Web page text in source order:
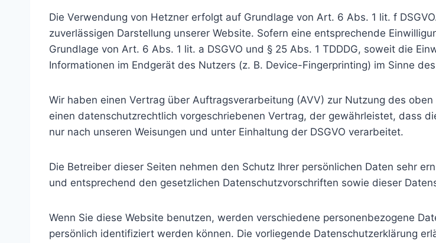
Die Verwendung von Hetzner erfolgt auf Grundlage von Art. 6 Abs. 1 lit. f
zuverlässigen Darstellung unserer Website. Sofern eine entsprechende
Grundlage von Art. 6 Abs. 1 lit. a DSGVO und § 25 Abs. 1 TDDDG, soweit die
Informationen im Endgerät des Nutzers (z. B. Device-Fingerprinting) im Sinne
Wir haben einen Vertrag über Auftragsverarbeitung (AVV) zur Nutzung des
einen datenschutzrechtlich vorgeschriebenen Vertrag, der gewährleistet, dass
nur nach unseren Weisungen und unter Einhaltung der DSGVO verarbeitet.
Die Betreiber dieser Seiten nehmen den Schutz Ihrer persönlichen Daten sehr
und entsprechend den gesetzlichen Datenschutzvorschriften sowie dieser
Wenn Sie diese Website benutzen, werden verschiedene personenbezogene
persönlich identifiziert werden können. Die vorliegende Datenschutzerklärung